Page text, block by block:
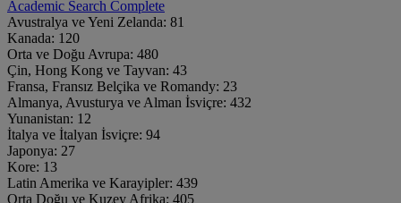
Academic Search Complete
Avustralya ve Yeni Zelanda: 81
Kanada: 120
Orta ve Doğu Avrupa: 480
Çin, Hong Kong ve Tayvan: 43
Fransa, Fransız Belçika ve Romandy: 23
Almanya, Avusturya ve Alman İsviçre: 432
Yunanistan: 12
İtalya ve İtalyan İsviçre: 94
Japonya: 27
Kore: 13
Latin Amerika ve Karayipler: 439
Orta Doğu ve Kuzey Afrika: 405